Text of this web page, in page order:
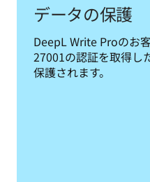
データの保護
DeepL Write Proのお
27001の認証を取得し
保護されます。